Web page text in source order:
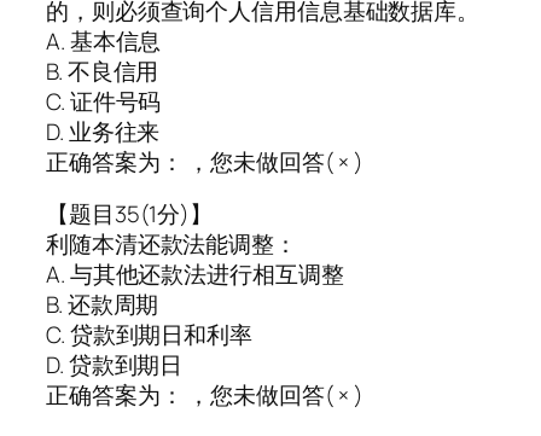
的，则必须查询个人信用信息基础数据库。
A. 基本信息
B. 不良信用
C. 证件号码
D. 业务往来
正确答案为： ，您未做回答( × )
【题目35(1分)】
利随本清还款法能调整：
A. 与其他还款法进行相互调整
B. 还款周期
C. 贷款到期日和利率
D. 贷款到期日
正确答案为： ，您未做回答( × )